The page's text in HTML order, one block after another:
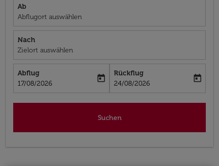
Ab
Abflugort auswählen
Nach
Zielort auswählen
Abflug
fc-booking-departure-date-aria-label
17/08/2026
today
Rückflug
fc-booking-return-date-aria-label
24/08/2026
today
Suchen